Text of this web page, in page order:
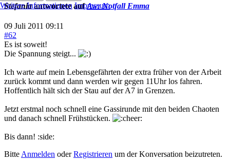
Stefaniaantwortete aufAw: Notfall Emma
09 Juli 2011 09:11
#62
Es ist soweit!
Die Spannung steigt...
Ich warte auf mein Lebensgefährten der extra früher von der Arbeit
zurück kommt und dann werden wir gegen 11Uhr los fahren.
Hoffentlich hält sich der Stau auf der A7 in Grenzen.
Jetzt erstmal noch schnell eine Gassirunde mit den beiden Chaoten
und danach schnell Frühstücken.
Bis dann! :side:
Bitte Anmelden oderRegistrieren um der Konversation beizutreten.
Weitere Informationen Impressum